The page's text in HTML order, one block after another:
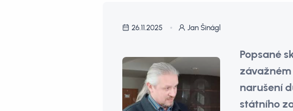
26.11.2025 Jan Šinágl
Popsané
narušení
státního